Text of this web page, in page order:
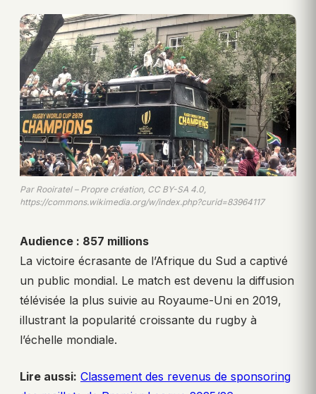
Par Rooiratel – Propre création, CC BY-SA 4.0,
https://commons.wikimedia.org/w/index.php?curid=83964117
Audience : 857 millions
La victoire écrasante de l’Afrique du Sud a captivé
un public mondial. Le match est devenu la diffusion
télévisée la plus suivie au Royaume-Uni en 2019,
illustrant la popularité croissante du rugby à
l’échelle mondiale.
Lire aussi: Classement des revenus de sponsoring